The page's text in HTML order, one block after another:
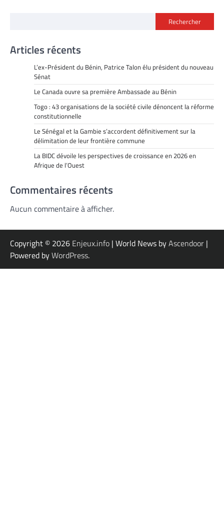
Rechercher
Articles récents
L’ex-Président du Bénin, Patrice Talon élu président du nouveau
Sénat
Le Canada ouvre sa première Ambassade au Bénin
Togo : 43 organisations de la société civile dénoncent la réforme
constitutionnelle
Le Sénégal et la Gambie s’accordent définitivement sur la
délimitation de leur frontière commune
La BIDC dévoile les perspectives de croissance en 2026 en
Afrique de l’Ouest
Commentaires récents
Aucun commentaire à afficher.
Copyright © 2026 Enjeux.info | World News byAscendoor |
Powered byWordPress.